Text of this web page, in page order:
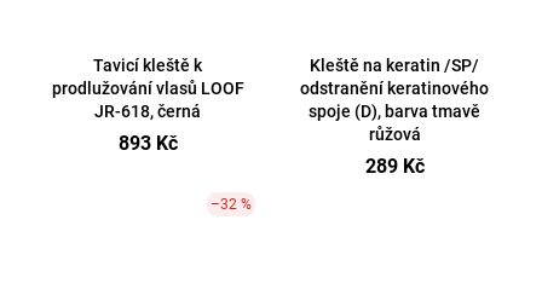
Tavicí kleště k
prodlužování vlasů LOOF
JR-618, černá
893 Kč
Kleště na keratin /SP/
odstranění keratinového
spoje (D), barva tmavě
růžová
289 Kč
–32 %